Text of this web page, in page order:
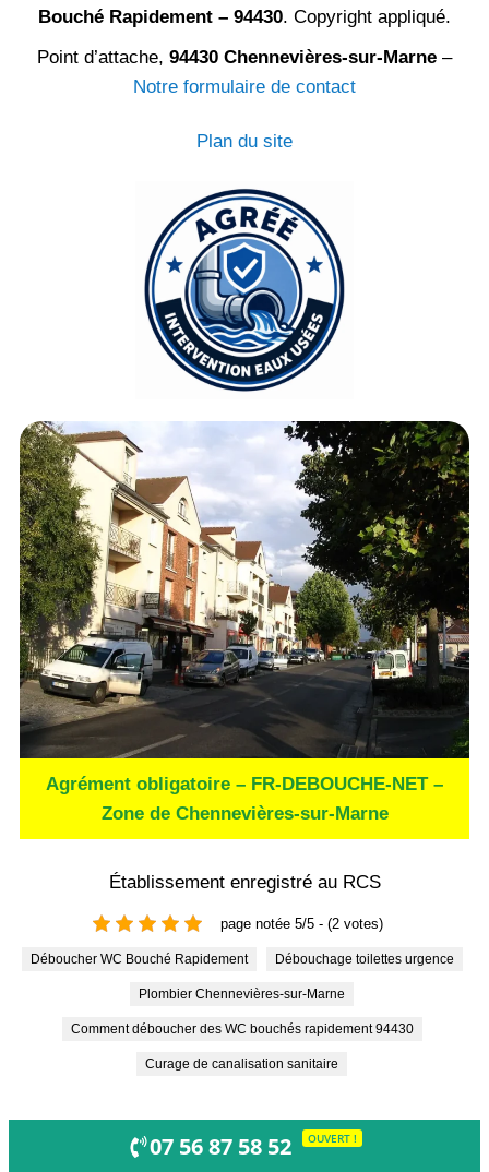
Bouché Rapidement – 94430. Copyright appliqué.
Point d’attache, 94430 Chennevières-sur-Marne –
Notre formulaire de contact
Plan du site
Agrément obligatoire – FR-DEBOUCHE-NET –
Zone de Chennevières-sur-Marne
Établissement enregistré au RCS
page notée 5/5 - (2 votes)
Déboucher WC Bouché Rapidement Débouchage toilettes urgence
Plombier Chennevières-sur-Marne
Comment déboucher des WC bouchés rapidement 94430
Curage de canalisation sanitaire
07 56 87 58 52 OUVERT !